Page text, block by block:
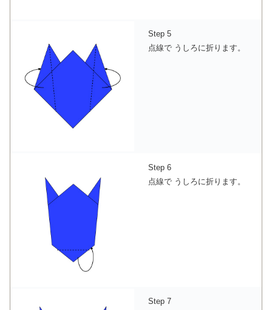
Step 5
点線で うしろに折ります。
Step 6
点線で うしろに折ります。
Step 7